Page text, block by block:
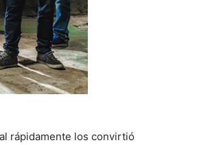
rápidamente los convirtió